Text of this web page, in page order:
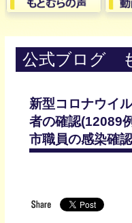
公式ブログ
新型コロナウイ
者の確認(12089
市職員の感染確